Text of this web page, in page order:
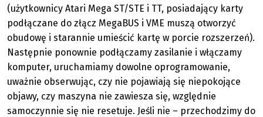
(użytkownicy Atari Mega ST/STE i TT, posiadający karty
podłączane do złącz MegaBUS i VME muszą otworzyć
obudowę i starannie umieścić kartę w porcie rozszerzeń).
Następnie ponownie podłączamy zasilanie i włączamy
komputer, uruchamiamy dowolne oprogramowanie,
uważnie obserwując, czy nie pojawiają się niepokojące
objawy, czy maszyna nie zawiesza się, względnie
samoczynnie się nie resetuje. Jeśli nie – przechodzimy do